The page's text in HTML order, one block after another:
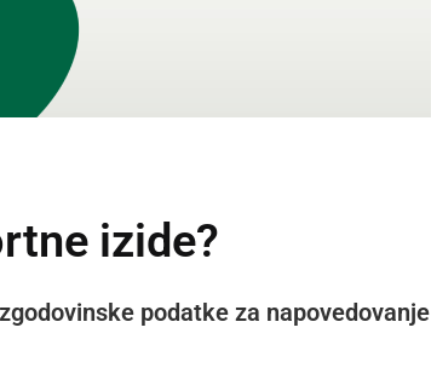
izide?
podatke za napovedovanje